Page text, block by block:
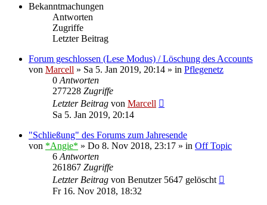
Bekanntmachungen
Antworten
Zugriffe
Letzter Beitrag
Forum geschlossen (Lese Modus) / Löschung des Accounts
von Marcell » Sa 5. Jan 2019, 20:14 » in Pflegenetz
0 Antworten
277228 Zugriffe
Letzter Beitrag von Marcell
Sa 5. Jan 2019, 20:14
"Schließung" des Forums zum Jahresende
von *Angie* » Do 8. Nov 2018, 23:17 » in Off Topic
6 Antworten
261867 Zugriffe
Letzter Beitrag von Benutzer 5647 gelöscht
Fr 16. Nov 2018, 18:32